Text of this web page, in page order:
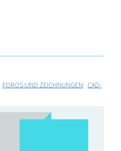
FOROS UND ZEICHNUNGEN. CAD-